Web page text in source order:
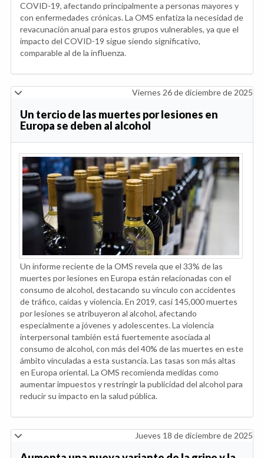
COVID-19, afectando principalmente a personas mayores y
con enfermedades crónicas. La OMS enfatiza la necesidad de
revacunación anual para estos grupos vulnerables, ya que el
impacto del COVID-19 sigue siendo significativo,
comparable al de la influenza.
Viernes 26 de diciembre de 2025
Un tercio de las muertes por lesiones en
Europa se deben al alcohol
Un informe reciente de la OMS revela que el 33% de las
muertes por lesiones en Europa están relacionadas con el
consumo de alcohol, destacando su vínculo con accidentes
de tráfico, caídas y violencia. En 2019, casi 145,000 muertes
por lesiones se atribuyeron al alcohol, afectando
especialmente a jóvenes y adolescentes. La violencia
interpersonal también está fuertemente asociada al
consumo de alcohol, con más del 40% de las muertes en este
ámbito vinculadas a esta sustancia. Las tasas son más altas
en Europa oriental. La OMS recomienda medidas como
aumentar impuestos y restringir la publicidad del alcohol para
reducir su impacto en la salud pública.
Jueves 18 de diciembre de 2025